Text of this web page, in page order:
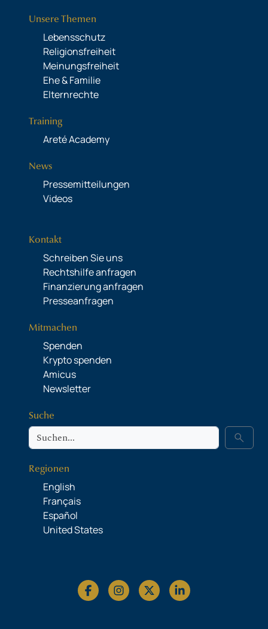
Unsere Themen
Lebensschutz
Religionsfreiheit
Meinungsfreiheit
Ehe & Familie
Elternrechte
Training
Areté Academy
News
Pressemitteilungen
Videos
Kontakt
Schreiben Sie uns
Rechtshilfe anfragen
Finanzierung anfragen
Presseanfragen
Mitmachen
Spenden
Krypto spenden
Amicus
Newsletter
Suche
Suche search
Regionen
English
Français
Español
United States